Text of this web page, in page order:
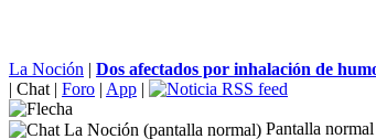
La Noción | Dos afectados por inhalación de
| Chat | Foro | App |
Pantalla normal